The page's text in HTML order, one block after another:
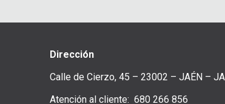
Dirección
Calle de Cierzo, 45 – 23002 – JAÉN –
Atención al cliente: 680 266 856